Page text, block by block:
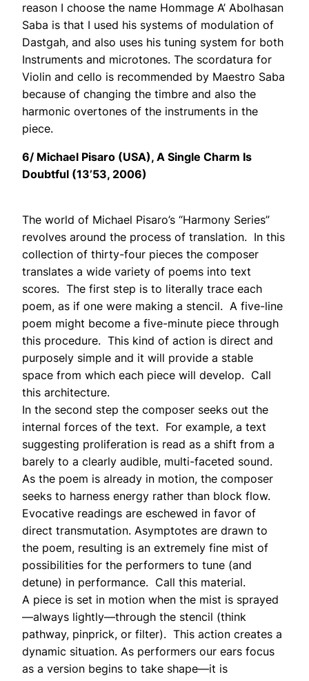
reason I choose the name Hommage A’ Abolhasan
Saba is that I used his systems of modulation of
Dastgah, and also uses his tuning system for both
Instruments and microtones. The scordatura for
Violin and cello is recommended by Maestro Saba
because of changing the timbre and also the
harmonic overtones of the instruments in the
piece.
6/ Michael Pisaro (USA), A Single Charm Is
Doubtful (13’53, 2006)
The world of Michael Pisaro’s “Harmony Series”
revolves around the process of translation. In this
collection of thirty-four pieces the composer
translates a wide variety of poems into text
scores. The first step is to literally trace each
poem, as if one were making a stencil. A five-line
poem might become a five-minute piece through
this procedure. This kind of action is direct and
purposely simple and it will provide a stable
space from which each piece will develop. Call
this architecture.
In the second step the composer seeks out the
internal forces of the text. For example, a text
suggesting proliferation is read as a shift from a
barely to a clearly audible, multi-faceted sound.
As the poem is already in motion, the composer
seeks to harness energy rather than block flow.
Evocative readings are eschewed in favor of
direct transmutation. Asymptotes are drawn to
the poem, resulting is an extremely fine mist of
possibilities for the performers to tune (and
detune) in performance. Call this material.
A piece is set in motion when the mist is sprayed
—always lightly—through the stencil (think
pathway, pinprick, or filter). This action creates a
dynamic situation. As performers our ears focus
as a version begins to take shape—it is